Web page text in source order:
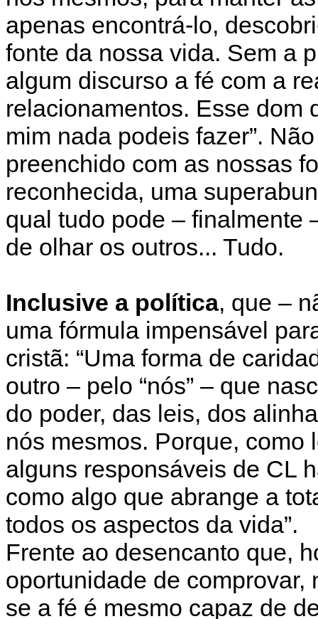
apenas encontrá-lo,
fonte da nossa vida. Sem a
algum discurso a fé com a
relacionamentos. Esse dom
mim nada podeis fazer”.
preenchido com as nossas
reconhecida, uma
qual tudo pode – finalmente
de olhar os outros... Tudo.
Inclusive a política, que –
uma fórmula impensável
cristã: “Uma forma de
outro – pelo “nós” – que
do poder, das leis, dos
nós mesmos. Porque,
alguns responsáveis de CL
como algo que abrange a
todos os aspectos da vida”.
Frente ao desencanto que,
oportunidade de
se a fé é mesmo capaz de